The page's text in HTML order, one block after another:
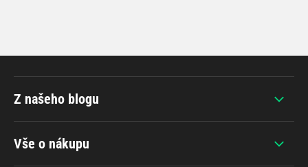
Vše o nákupu
Z našeho blogu